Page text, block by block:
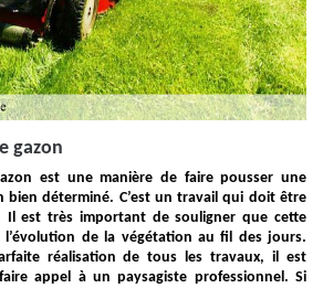
gazon
est une manière de faire pousser une
bien déterminé. C’est un travail qui doit être
Il est très important de souligner que cette
de la végétation au fil des jours.
réalisation de tous les travaux, il est
appel à un paysagiste professionnel. Si